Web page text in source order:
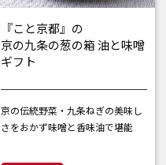
『こと京都』の
京の九条の葱の箱 油と味噌
ギフト
京の伝統野菜・九条ねぎの美味し
さをおかず味噌と香味油で堪能